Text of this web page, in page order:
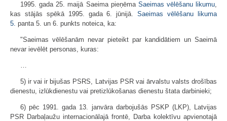
1995. gada 25. maijā Saeima pieņēma Saeimas vēlēšanu likumu,
kas stājās spēkā 1995. gada 6. jūnijā.Saeimas vēlēšanu likuma
5. panta 5. un 6. punkts noteica, ka:
"Saeimas vēlēšanām nevar pieteikt par kandidātiem un Saeimā
nevar ievēlēt personas, kuras:
…
5) ir vai ir bijušas PSRS, Latvijas PSR vai ārvalstu valsts drošības
dienestu, izlūkdienestu vai pretizlūkošanas dienestu štata darbinieki;
6) pēc 1991. gada 13. janvāra darbojušās PSKP (LKP), Latvijas
PSR Darbaļaužu internacionālajā frontē, Darba kolektīvu apvienotajā